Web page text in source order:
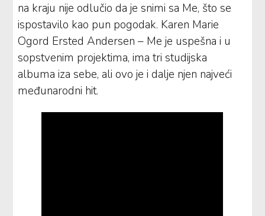
na kraju nije odlučio da je snimi sa Me, što se
ispostavilo kao pun pogodak. Karen Marie
Ogord Ersted Andersen – Me je uspešna i u
sopstvenim projektima, ima tri studijska
albuma iza sebe, ali ovo je i dalje njen najveći
međunarodni hit.